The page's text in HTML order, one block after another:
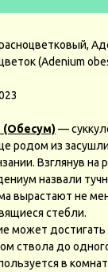
(Adenium
(Обесум)—
родом из
Взглянув на
назвали
вырастают не
стебли.
может
ствола до
в